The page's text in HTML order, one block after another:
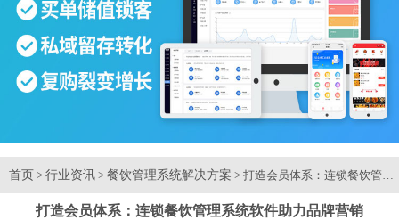
首页 > 行业资讯 > 餐饮管理系统解决方案 > 打造会员体系：连锁餐饮管理
打造会员体系：连锁餐饮管理系统软件助力品牌营销